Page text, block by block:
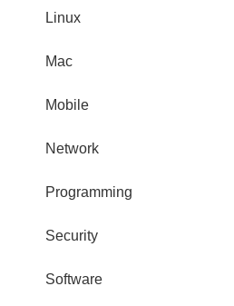
Linux
Mac
Mobile
Network
Programming
Security
Software